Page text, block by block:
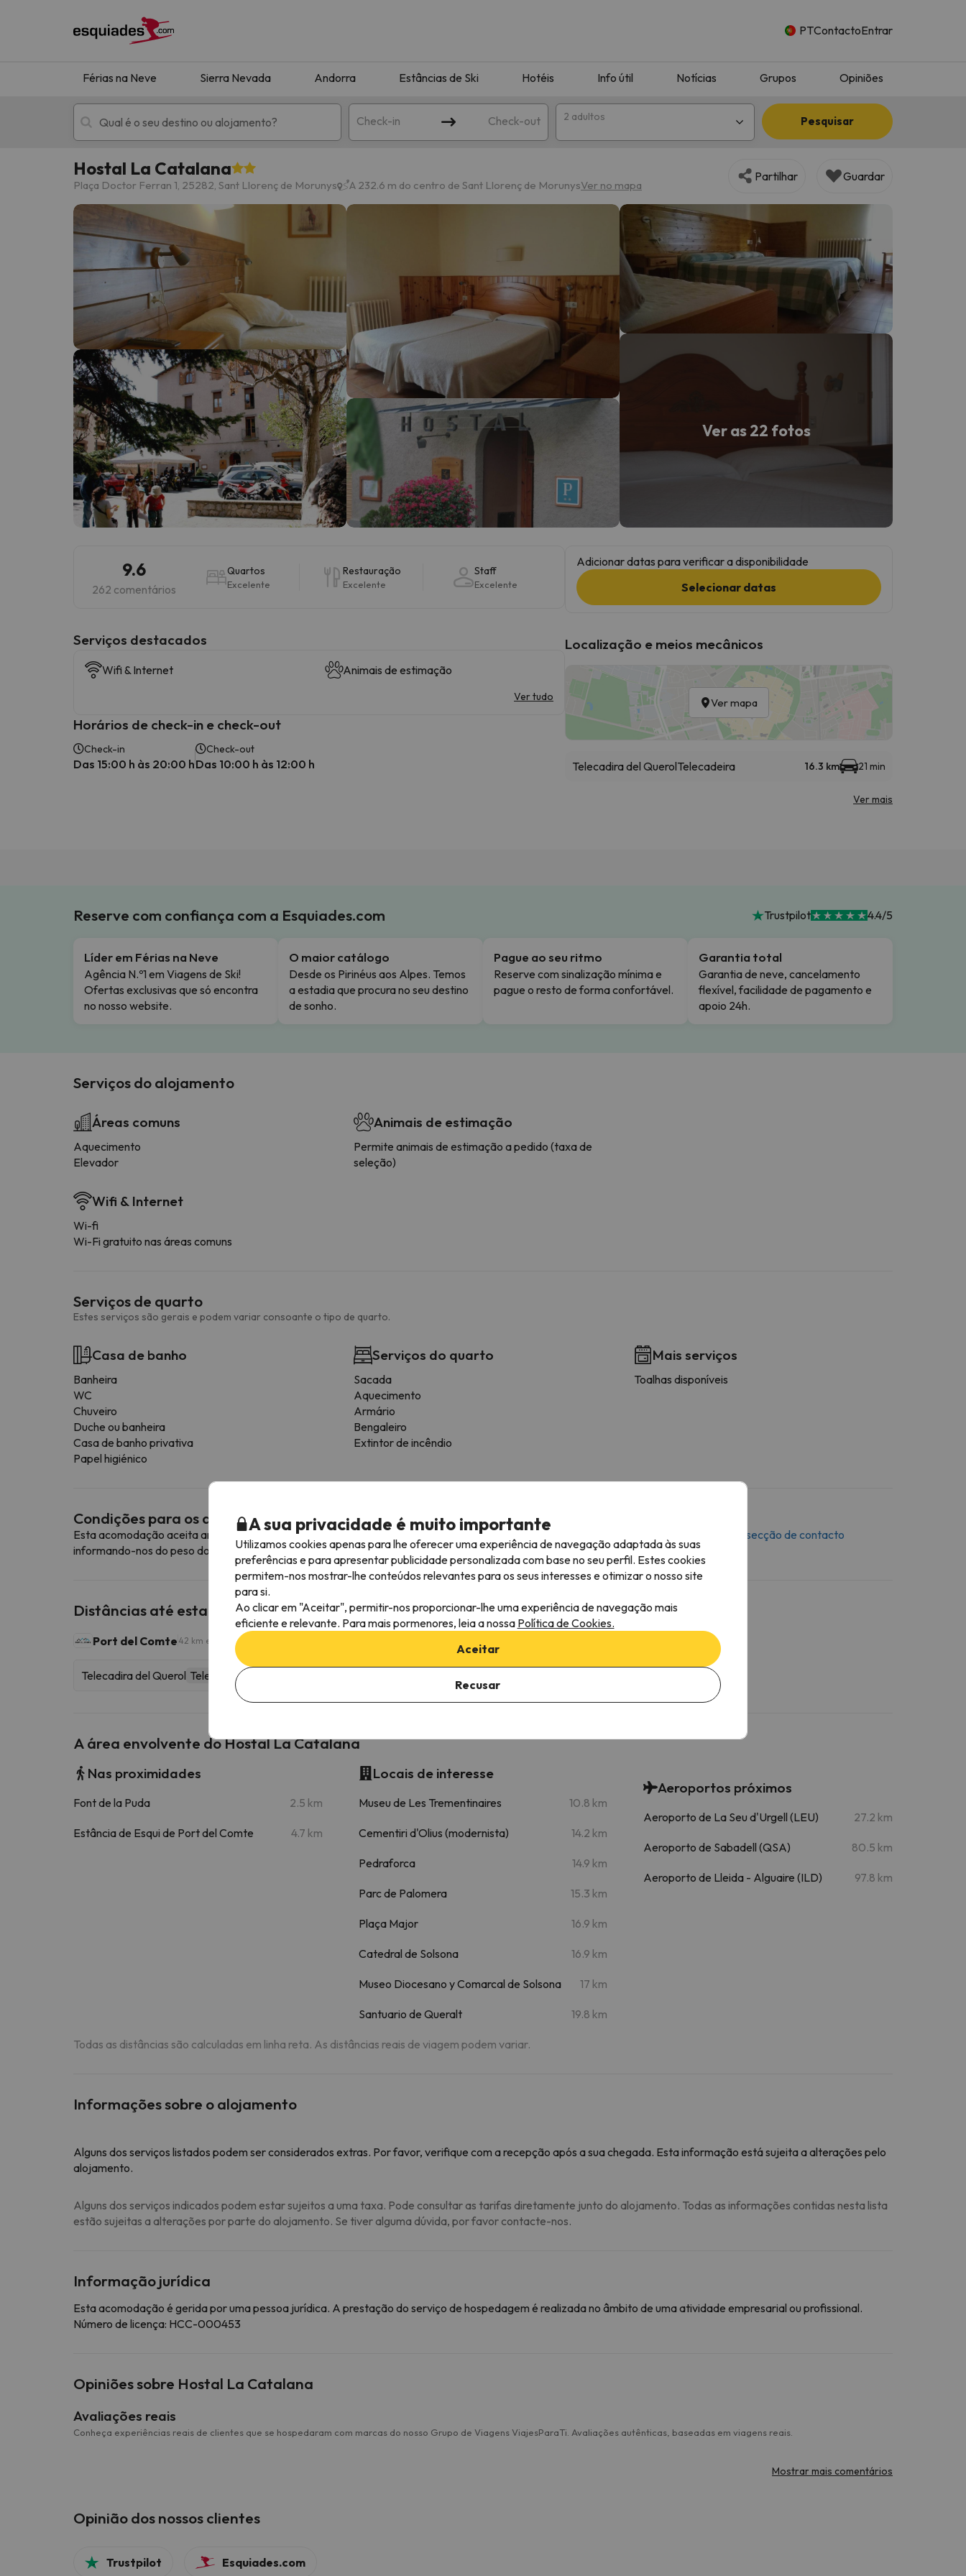
PTContactoEntrar
Férias na Neve Sierra Nevada Andorra Estâncias de Ski Hotéis Info útil Notícias Grupos Opiniões
Check-in Check-out 2 adultos Pesquisar
Férias na neve Hotéis de montanha
Oops, não encontramos nenhum resultado que corresponda à sua pesquisa. Tente modificar o destino.
Bem, parece que o nosso Seeker perdeu o seu caminho. Assim que encontrar a sua bússola, estará de volta.
Hostal La Catalana
Plaça Doctor Ferran 1, 25282, Sant Llorenç de Morunys A 232.6 m do centro de Sant Llorenç de MorunysVer no mapa
Partilhar Guardar
Ver as 22 fotos
9.6
262 comentários
Quartos
Excelente
Restauração
Excelente
Staff
Excelente
Serviços destacados
Wifi & Internet Animais de estimação
Ver tudo
Horários de check-in e check-out
Check-in
Das 15:00 h às 20:00 h
Check-out
Das 10:00 h às 12:00 h
Adicionar datas para verificar a disponibilidade
Selecionar datas
Localização e meios mecânicos
Ver mapa
Telecadira del QuerolTelecadeira 16.3 km 21 min
Ver mais
Reserve com confiança com a Esquiades.com Trustpilot 4.4/5
Líder em Férias na Neve
Agência N.º1 em Viagens de Ski!
Ofertas exclusivas que só encontra
no nosso website.
O maior catálogo
Desde os Pirinéus aos Alpes. Temos
a estadia que procura no seu destino
de sonho.
Pague ao seu ritmo
Reserve com sinalização mínima e
pague o resto de forma confortável.
Garantia total
Garantia de neve, cancelamento
flexível, facilidade de pagamento e
apoio 24h.
Serviços do alojamento
Áreas comuns
Aquecimento
Elevador
Wifi & Internet
Wi-fi
Wi-Fi gratuito nas áreas comuns
Animais de estimação
Permite animais de estimação a pedido (taxa de
seleção)
Serviços de quarto
Estes serviços são gerais e podem variar consoante o tipo de quarto.
Casa de banho
Banheira
WC
Chuveiro
Duche ou banheira
Casa de banho privativa
Papel higiénico
Serviços do quarto
Sacada
Aquecimento
Armário
Bengaleiro
Extintor de incêndio
Mais serviços
Toalhas disponíveis
Condições para os animais de estimação
Esta acomodação aceita animais de estimação. Para consultar as suas condições, é essencial que nos envie uma mensagem através da
secção de contacto
informando-nos do peso do seu animal de estimação.
Distâncias até estações de esqui próximas
Port del Comte 42 km esquiáveis
Telecadira del Querol Telecadeira
A área envolvente do Hostal La Catalana
Nas proximidades
Font de la Puda 2.5 km
Estância de Esqui de Port del Comte 4.7 km
Locais de interesse
Museu de Les Trementinaires 10.8 km
Cementiri d'Olius (modernista) 14.2 km
Pedraforca 14.9 km
Parc de Palomera 15.3 km
Plaça Major 16.9 km
Catedral de Solsona 16.9 km
Museo Diocesano y Comarcal de Solsona 17 km
Santuario de Queralt 19.8 km
Aeroportos próximos
Aeroporto de La Seu d'Urgell (LEU) 27.2 km
Aeroporto de Sabadell (QSA) 80.5 km
Aeroporto de Lleida - Alguaire (ILD) 97.8 km
Todas as distâncias são calculadas em linha reta. As distâncias reais de viagem podem variar.
Informações sobre o alojamento
Alguns dos serviços listados podem ser considerados extras. Por favor, verifique com a recepção após a sua chegada. Esta informação está sujeita a alterações pelo
alojamento.
Alguns dos serviços indicados podem estar sujeitos a uma taxa. Pode consultar as tarifas diretamente junto do alojamento. Todas as informações contidas nesta lista
estão sujeitas a alterações por parte do alojamento. Se tiver alguma dúvida, por favor contacte-nos.
Informação jurídica
Esta acomodação é gerida por uma pessoa jurídica. A prestação do serviço de hospedagem é realizada no âmbito de uma atividade empresarial ou profissional.
Número de licença: HCC-000453
Opiniões sobre Hostal La Catalana
Avaliações reais
Conheça experiências reais de clientes que se hospedaram com marcas do nosso Grupo de Viagens ViajesParaTi. Avaliações autênticas, baseadas em viagens reais.
Mostrar mais comentários
Opinião dos nossos clientes
Trustpilot Esquiades.com
A sua privacidade é muito importante
Utilizamos cookies apenas para lhe oferecer uma experiência de navegação adaptada às suas
preferências e para apresentar publicidade personalizada com base no seu perfil. Estes cookies
permitem-nos mostrar-lhe conteúdos relevantes para os seus interesses e otimizar o nosso site
para si.
Ao clicar em "Aceitar", permitir-nos proporcionar-lhe uma experiência de navegação mais
eficiente e relevante. Para mais pormenores, leia a nossa Política de Cookies.
Aceitar
Recusar